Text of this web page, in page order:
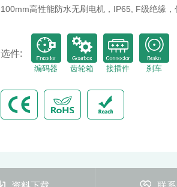
100mm高性能防水无刷电机，IP65, F级绝缘，
选件:
编码器 齿轮箱 接插件 刹车